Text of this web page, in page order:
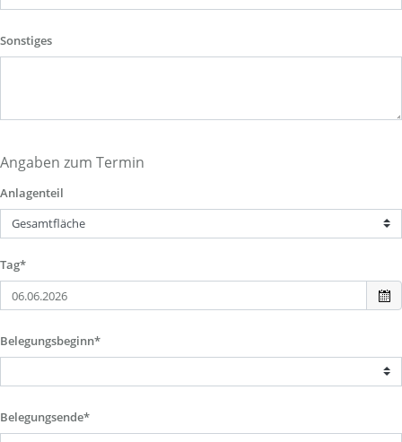
Sonstiges
Angaben zum Termin
Anlagenteil
Tag*
Belegungsbeginn*
Belegungsende*